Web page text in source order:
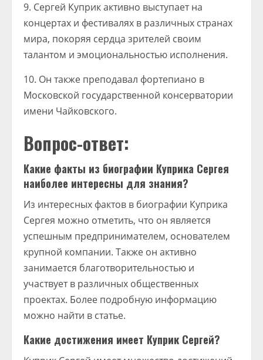
9. Сергей Куприк активно выступает на
концертах и фестивалях в различных странах
мира, покоряя сердца зрителей своим
талантом и эмоциональностью исполнения.
10. Он также преподавал фортепиано в
Московской государственной консерватории
имени Чайковского.
Вопрос-ответ:
Какие факты из биографии Куприка Сергея
наиболее интересны для знания?
Из интересных фактов в биографии Куприка
Сергея можно отметить, что он является
успешным предпринимателем, основателем
крупной компании. Также он активно
занимается благотворительностью и
участвует в различных общественных
проектах. Более подробную информацию
можно найти в статье.
Какие достижения имеет Куприк Сергей?